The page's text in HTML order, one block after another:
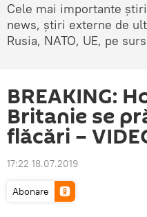
Cele mai importante
news, știri externe de
Rusia, NATO, UE, pe
BREAKING:
Britanie se
flăcări –
17:22 18.07.2019
Abonare